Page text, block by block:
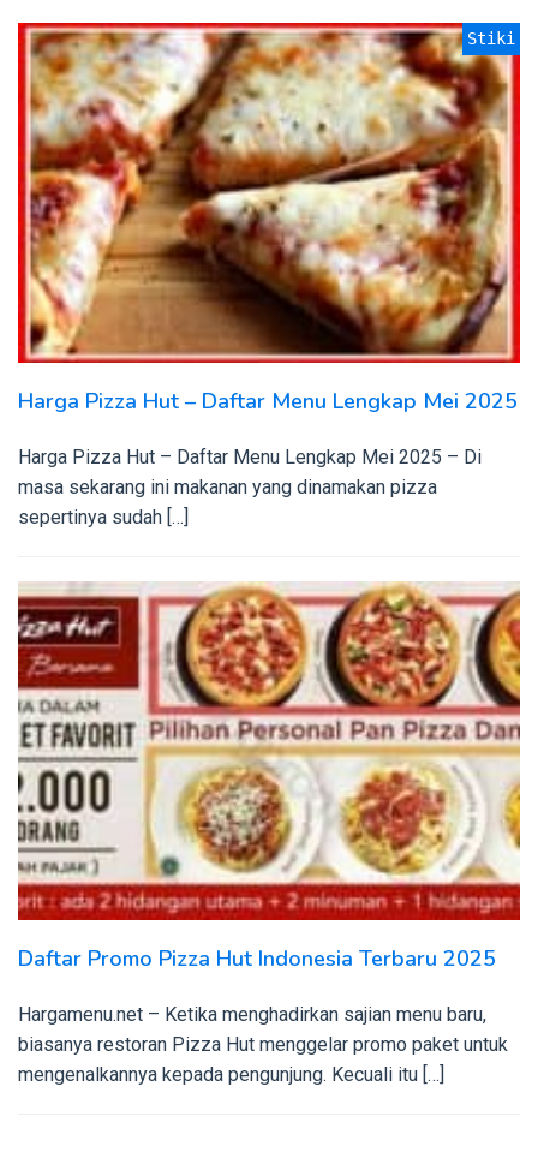
Harga Pizza Hut – Daftar Menu Lengkap Mei 2025
Harga Pizza Hut – Daftar Menu Lengkap Mei 2025 – Di
masa sekarang ini makanan yang dinamakan pizza
sepertinya sudah […]
Stiki
Daftar Promo Pizza Hut Indonesia Terbaru 2025
Hargamenu.net – Ketika menghadirkan sajian menu baru,
biasanya restoran Pizza Hut menggelar promo paket untuk
mengenalkannya kepada pengunjung. Kecuali itu […]